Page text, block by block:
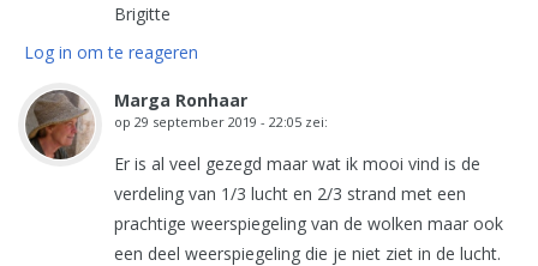
Brigitte
Log in om te reageren
Marga Ronhaar
op 29 september 2019 - 22:05 zei:
Er is al veel gezegd maar wat ik mooi vind is de
verdeling van 1/3 lucht en 2/3 strand met een
prachtige weerspiegeling van de wolken maar ook
een deel weerspiegeling die je niet ziet in de lucht.